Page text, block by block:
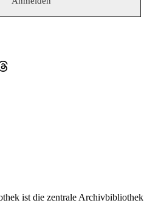
ist die zentrale Archivbibliothek